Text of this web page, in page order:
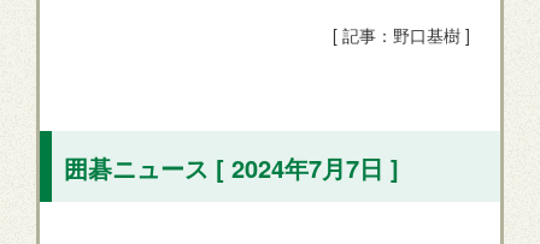
[ 記事：野口基樹 ]
囲碁ニュース [ 2024年7月7日 ]